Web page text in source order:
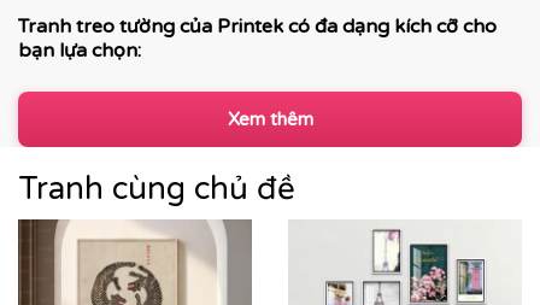
Tranh treo tường của Printek có đa dạng kích cỡ cho
bạn lựa chọn:
Xem thêm
Tranh cùng chủ đề